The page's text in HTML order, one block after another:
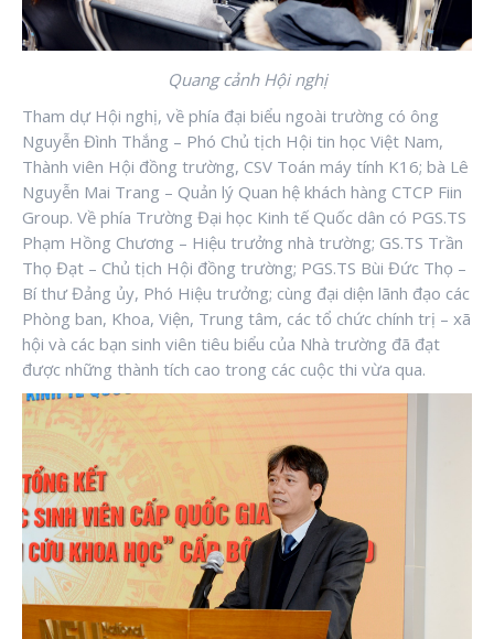
Quang cảnh Hội nghị
Tham dự Hội nghị, về phía đại biểu ngoài trường có ông
Nguyễn Đình Thắng – Phó Chủ tịch Hội tin học Việt Nam,
Thành viên Hội đồng trường, CSV Toán máy tính K16; bà Lê
Nguyễn Mai Trang – Quản lý Quan hệ khách hàng CTCP Fiin
Group. Về phía Trường Đại học Kinh tế Quốc dân có PGS.TS
Phạm Hồng Chương – Hiệu trưởng nhà trường; GS.TS Trần
Thọ Đạt – Chủ tịch Hội đồng trường; PGS.TS Bùi Đức Thọ –
Bí thư Đảng ủy, Phó Hiệu trưởng; cùng đại diện lãnh đạo các
Phòng ban, Khoa, Viện, Trung tâm, các tổ chức chính trị – xã
hội và các bạn sinh viên tiêu biểu của Nhà trường đã đạt
được những thành tích cao trong các cuộc thi vừa qua.